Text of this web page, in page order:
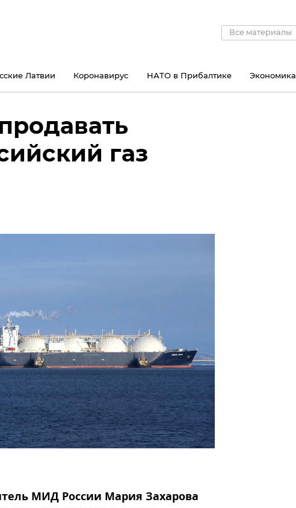
Все материалы
Латвии Коронавирус НАТО в Прибалтике Экономика
газ
МИД России Мария Захарова